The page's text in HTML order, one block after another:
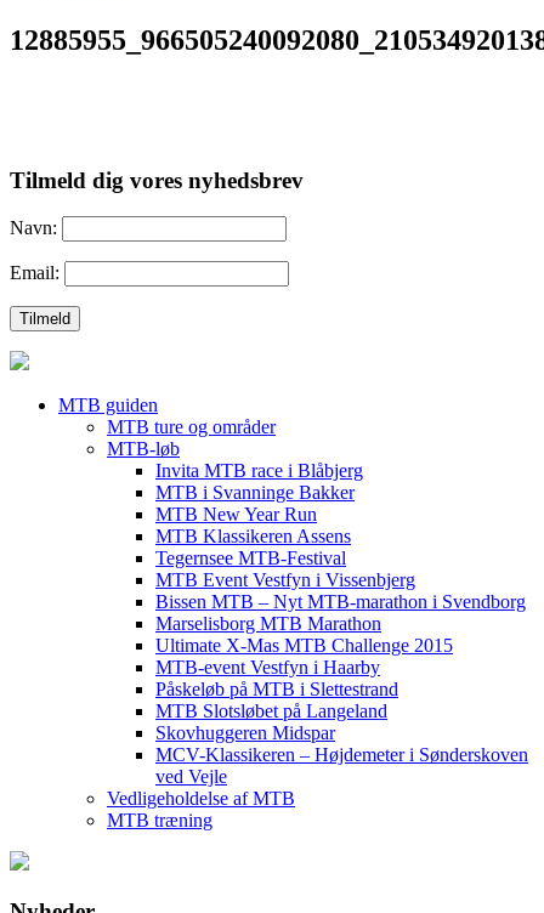
Tilmeld dig vores nyhedsbrev
Navn:
Email:
MTB guiden
MTB ture og områder
MTB-løb
Invita MTB race i Blåbjerg
MTB i Svanninge Bakker
MTB New Year Run
MTB Klassikeren Assens
Tegernsee MTB-Festival
MTB Event Vestfyn i Vissenbjerg
Bissen MTB – Nyt MTB-marathon i Svendborg
Marselisborg MTB Marathon
Ultimate X-Mas MTB Challenge 2015
MTB-event Vestfyn i Haarby
Påskeløb på MTB i Slettestrand
MTB Slotsløbet på Langeland
Skovhuggeren Midspar
MCV-Klassikeren – Højdemeter i Sønderskoven
ved Vejle
Vedligeholdelse af MTB
MTB træning